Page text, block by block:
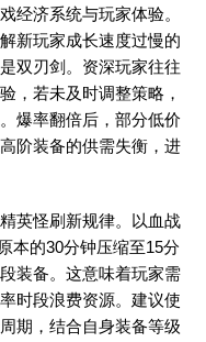
经济系统与玩家体验。
新玩家成长速度过慢的
双刃剑。资深玩家往往
，若未及时调整策略，
爆率翻倍后，部分低价
阶装备的供需失衡，进
英怪刷新规律。以血战
本的30分钟压缩至15分
装备。这意味着玩家需
时段浪费资源。建议使
期，结合自身装备等级